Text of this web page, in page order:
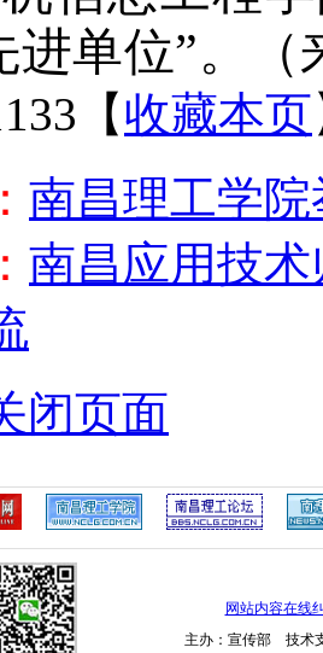
单位”。
（
【收藏本页
南昌理工学
南昌应用技
闭页面
网站内容在线
主办：宣传部 技术